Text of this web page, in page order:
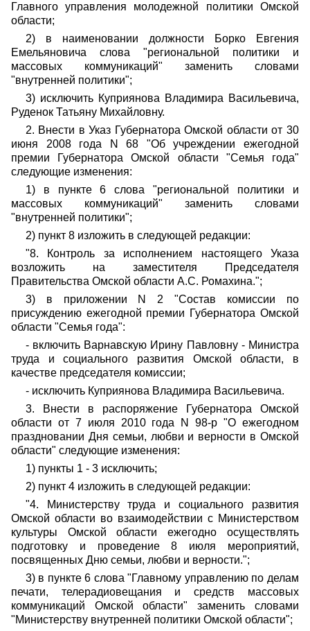
Главного управления молодежной политики Омской
области;
2) в наименовании должности Борко Евгения
Емельяновича слова "региональной политики и
массовых коммуникаций" заменить словами
"внутренней политики";
3) исключить Куприянова Владимира Васильевича,
Руденок Татьяну Михайловну.
2. Внести в Указ Губернатора Омской области от 30
июня 2008 года N 68 "Об учреждении ежегодной
премии Губернатора Омской области "Семья года"
следующие изменения:
1) в пункте 6 слова "региональной политики и
массовых коммуникаций" заменить словами
"внутренней политики";
2) пункт 8 изложить в следующей редакции:
"8. Контроль за исполнением настоящего Указа
возложить на заместителя Председателя
Правительства Омской области А.С. Ромахина.";
3) в приложении N 2 "Состав комиссии по
присуждению ежегодной премии Губернатора Омской
области "Семья года":
- включить Варнавскую Ирину Павловну - Министра
труда и социального развития Омской области, в
качестве председателя комиссии;
- исключить Куприянова Владимира Васильевича.
3. Внести в распоряжение Губернатора Омской
области от 7 июля 2010 года N 98-р "О ежегодном
праздновании Дня семьи, любви и верности в Омской
области" следующие изменения:
1) пункты 1 - 3 исключить;
2) пункт 4 изложить в следующей редакции:
"4. Министерству труда и социального развития
Омской области во взаимодействии с Министерством
культуры Омской области ежегодно осуществлять
подготовку и проведение 8 июля мероприятий,
посвященных Дню семьи, любви и верности.";
3) в пункте 6 слова "Главному управлению по делам
печати, телерадиовещания и средств массовых
коммуникаций Омской области" заменить словами
"Министерству внутренней политики Омской области";